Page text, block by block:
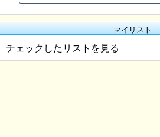
マイリスト
チェックしたリストを見る